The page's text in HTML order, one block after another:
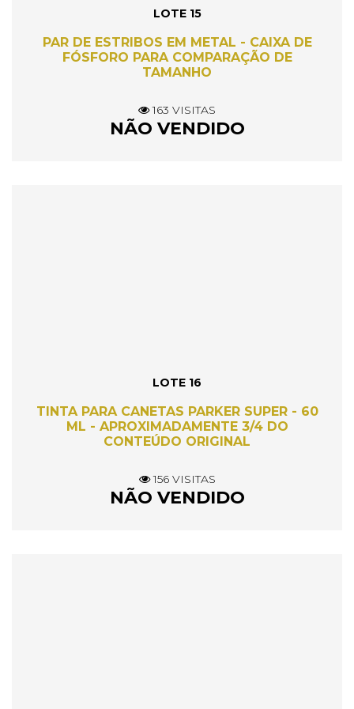
LOTE 15
PAR DE ESTRIBOS EM METAL - CAIXA DE
FÓSFORO PARA COMPARAÇÃO DE
TAMANHO
163 VISITAS
NÃO VENDIDO
LOTE 16
TINTA PARA CANETAS PARKER SUPER - 60
ML - APROXIMADAMENTE 3/4 DO
CONTEÚDO ORIGINAL
156 VISITAS
NÃO VENDIDO